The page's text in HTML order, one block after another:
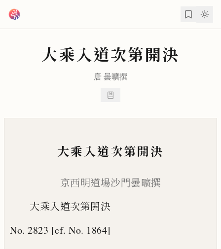
大乘入道次第開決
唐曇曠撰
大乘入道次第開決
京西明道場沙門曇曠撰
大乘入道次第開決
No. 2823 [cf. No. 1864]